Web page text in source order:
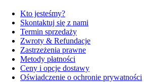
Kto jesteśmy?
Skontaktuj się z nami
Termin sprzedaży
Zwroty & Refundacje
Zastrzeżenia prawne
Metody płatności
Ceny i opcje dostawy
Oświadczenie o ochronie prywatności